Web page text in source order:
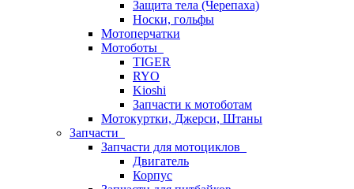
Защита тела (Черепаха)
Носки, гольфы
Мотоперчатки
Мотоботы
TIGER
RYO
Kioshi
Запчасти к мотоботам
Мотокуртки, Джерси, Штаны
Запчасти
Запчасти для мотоциклов
Двигатель
Корпус